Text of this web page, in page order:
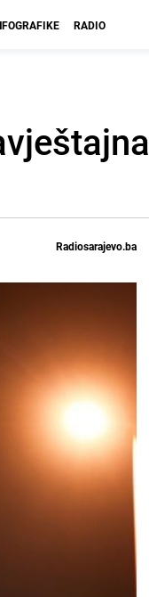
RADIO
Radiosarajevo.ba